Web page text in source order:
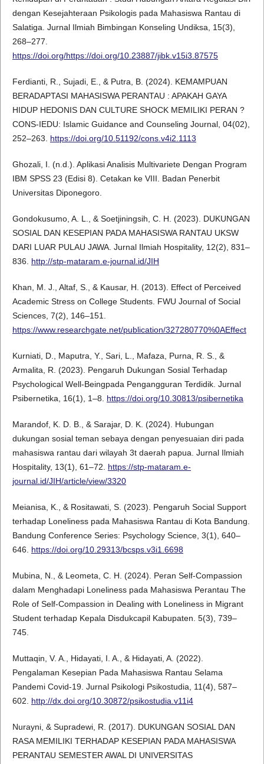
dengan Kesejahteraan Psikologis pada Mahasiswa Rantau di
Salatiga. Jurnal Ilmiah Bimbingan Konseling Undiksa, 15(3),
268–277.
https://doi.org/https://doi.org/10.23887/jibk.v15i3.87575
Ferdianti, R., Sujadi, E., & Putra, B. (2024). KEMAMPUAN
BERADAPTASI MAHASISWA PERANTAU : APAKAH GAYA
HIDUP HEDONIS DAN CULTURE SHOCK MEMILIKI PERAN ?
CONS-IEDU: Islamic Guidance and Counseling Journal, 04(02),
252–263. https://doi.org/10.51192/cons.v4i2.1113
Ghozali, I. (n.d.). Aplikasi Analisis Multivariete Dengan Program
IBM SPSS 23 (Edisi 8). Cetakan ke VIII. Badan Penerbit
Universitas Diponegoro.
Gondokusumo, A. L., & Soetjiningsih, C. H. (2023). DUKUNGAN
SOSIAL DAN KESEPIAN PADA MAHASISWA RANTAU UKSW
DARI LUAR PULAU JAWA. Jurnal Ilmiah Hospitality, 12(2), 831–
836. http://stp-mataram.e-journal.id/JIH
Khan, M. J., Altaf, S., & Kausar, H. (2013). Effect of Perceived
Academic Stress on College Students. FWU Journal of Social
Sciences, 7(2), 146–151.
https://www.researchgate.net/publication/327280770%0AEffect
Kurniati, D., Maputra, Y., Sari, L., Mafaza, Purna, R. S., &
Armalita, R. (2023). Pengaruh Dukungan Sosial Terhadap
Psychological Well-Beingpada Pengangguran Terdidik. Jurnal
Psibernetika, 16(1), 1–8. https://doi.org/10.30813/psibernetika
Marandof, K. D. B., & Sarajar, D. K. (2024). Hubungan
dukungan sosial teman sebaya dengan penyesuaian diri pada
mahasiswa rantau dari wilayah 3t daerah papua. Jurnal Ilmiah
Hospitality, 13(1), 61–72. https://stp-mataram.e-
journal.id/JIH/article/view/3320
Meianisa, K., & Rositawati, S. (2023). Pengaruh Social Support
terhadap Loneliness pada Mahasiswa Rantau di Kota Bandung.
Bandung Conference Series: Psychology Science, 3(1), 640–
646. https://doi.org/10.29313/bcsps.v3i1.6698
Mubina, N., & Leometa, C. H. (2024). Peran Self-Compassion
dalam Menghadapi Loneliness pada Mahasiswa Perantau The
Role of Self-Compassion in Dealing with Loneliness in Migrant
Student terhadap Kepala Disdukcapil Kabupaten. 5(3), 739–
745.
Muttaqin, V. A., Hidayati, I. A., & Hidayati, A. (2022).
Pengalaman Kesepian Pada Mahasiswa Rantau Selama
Pandemi Covid-19. Jurnal Psikologi Psikostudia, 11(4), 587–
602. http://dx.doi.org/10.30872/psikostudia.v11i4
Nurayni, & Supradewi, R. (2017). DUKUNGAN SOSIAL DAN
RASA MEMILIKI TERHADAP KESEPIAN PADA MAHASISWA
PERANTAU SEMESTER AWAL DI UNIVERSITAS